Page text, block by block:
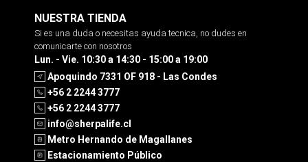
NUESTRA TIENDA
Si es una duda o necesitas ayuda tecnica, no dudes en
comunicarte con nosotros
Lun. - Vie. 10:30 a 14:30 - 15:00 a 19:00
Apoquindo 7331 OF 918 - Las Condes
+56 2 2244 3777
+56 2 2244 3777
info@sherpalife.cl
Metro Hernando de Magallanes
Estacionamiento Público